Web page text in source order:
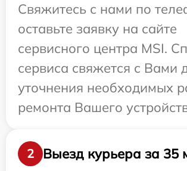
Свяжитесь с нами по
оставьте заявку на сайте
сервисного центра MSI.
сервиса свяжется с Вами
уточнения необходимых
ремонта Вашего
2
Выезд курьера за 35